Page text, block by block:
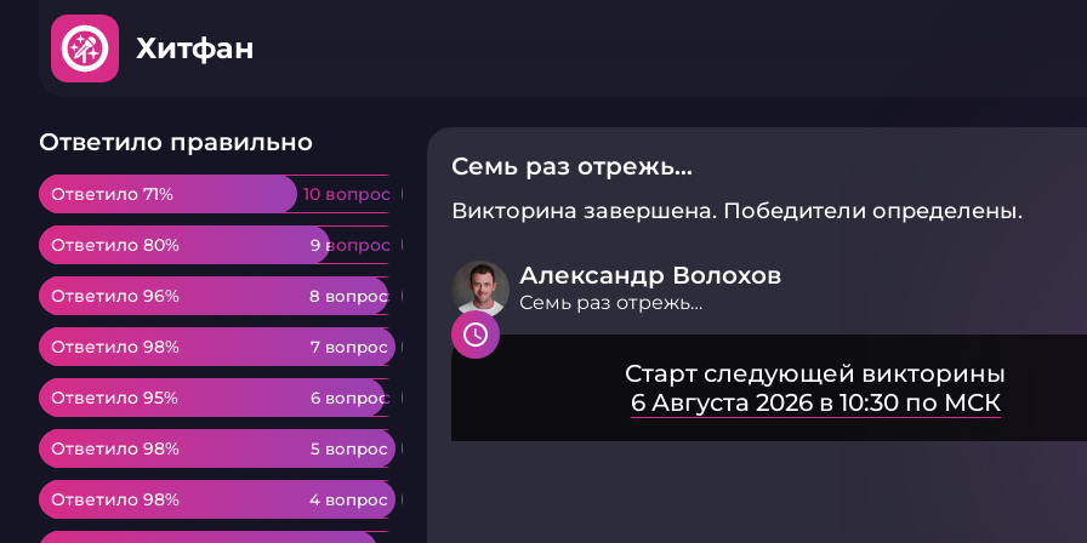
Хитфан
Ответило правильно
Ответило 71% 10 вопрос
Ответило 71% 10 вопрос
Ответило 80% 9 вопрос
Ответило 80% 9 вопрос
Ответило 96% 8 вопрос
Ответило 96% 8 вопрос
Ответило 98% 7 вопрос
Ответило 98% 7 вопрос
Ответило 95% 6 вопрос
Ответило 95% 6 вопрос
Ответило 98% 5 вопрос
Ответило 98% 5 вопрос
Ответило 98% 4 вопрос
Ответило 98% 4 вопрос
Семь раз отрежь…
Викторина завершена. Победители определены.
Александр Волохов
Семь раз отрежь…
Старт следующей викторины
6 Августа 2026 в 10:30 по МСК